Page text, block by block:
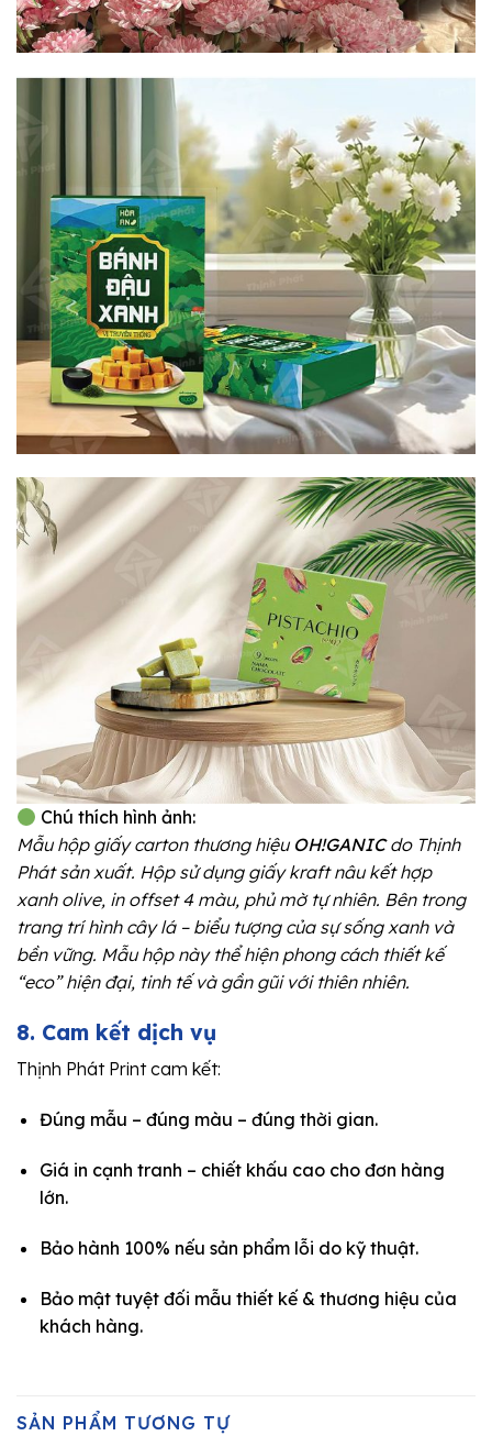
Chú thích hình ảnh:
Mẫu hộp giấy carton thương hiệu OH!GANICdo Thịnh
Phát sản xuất. Hộp sử dụng giấy kraft nâu kết hợp
xanh olive, in offset 4 màu, phủ mờ tự nhiên. Bên trong
trang trí hình cây lá – biểu tượng của sự sống xanh và
bền vững. Mẫu hộp này thể hiện phong cách thiết kế
“eco” hiện đại, tinh tế và gần gũi với thiên nhiên.
8. Cam kết dịch vụ
Thịnh Phát Print cam kết:
Đúng mẫu – đúng màu – đúng thời gian.
Giá in cạnh tranh – chiết khấu cao cho đơn hàng
lớn.
Bảo hành 100% nếu sản phẩm lỗi do kỹ thuật.
Bảo mật tuyệt đối mẫu thiết kế & thương hiệu của
khách hàng.
SẢN PHẨM TƯƠNG TỰ